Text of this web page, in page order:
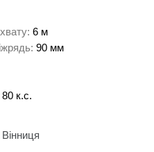
6 м
90 мм
80 к.с.